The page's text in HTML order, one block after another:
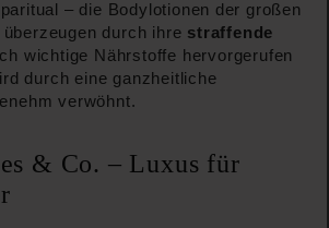
– die Bodylotionen der großen
durch ihre straffende
wichtige Nährstoffe hervorgerufen
durch eine ganzheitliche
verwöhnt.
& Co. – Luxus für